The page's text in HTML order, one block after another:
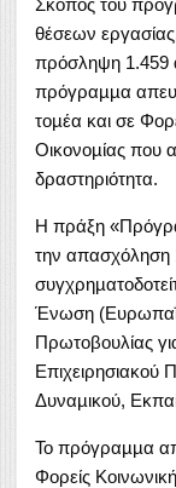
θέσεων
πρόσληψη 1.459
πρόγραµµα
τοµέα και σε
Οικονοµίας που
δραστηριότητα.
Η πράξη
την απασχόληση
Ένωση
Πρωτοβουλίας
Δυναµικού,
Το πρόγραµµα
Φορείς